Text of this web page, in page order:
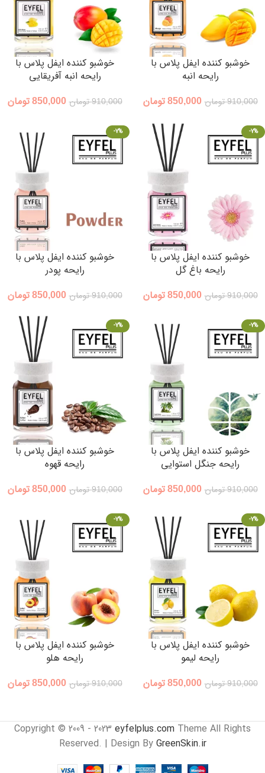
خوشبو کننده ایفل پلاس با
رایحه انبه
910,000 تومان 850,000 تومان
خوشبو کننده ایفل پلاس با
رایحه انبه آفریقایی
910,000 تومان 850,000 تومان
-7%
خوشبو کننده ایفل پلاس با
رایحه باغ گل
910,000 تومان 850,000 تومان
-7%
خوشبو کننده ایفل پلاس با
رایحه پودر
910,000 تومان 850,000 تومان
-7%
خوشبو کننده ایفل پلاس با
رایحه جنگل استوایی
910,000 تومان 850,000 تومان
-7%
خوشبو کننده ایفل پلاس با
رایحه قهوه
910,000 تومان 850,000 تومان
-7%
خوشبو کننده ایفل پلاس با
رایحه لیمو
910,000 تومان 850,000 تومان
-7%
خوشبو کننده ایفل پلاس با
رایحه هلو
910,000 تومان 850,000 تومان
Copyright © 2009 - 2023 eyfelplus.com Theme All Rights
Reserved. | Design By GreenSkin.ir